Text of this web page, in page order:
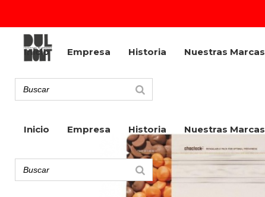
Inicio Empresa Historia Nuestras Marcas
Inicio Empresa Historia Nuestras Marcas